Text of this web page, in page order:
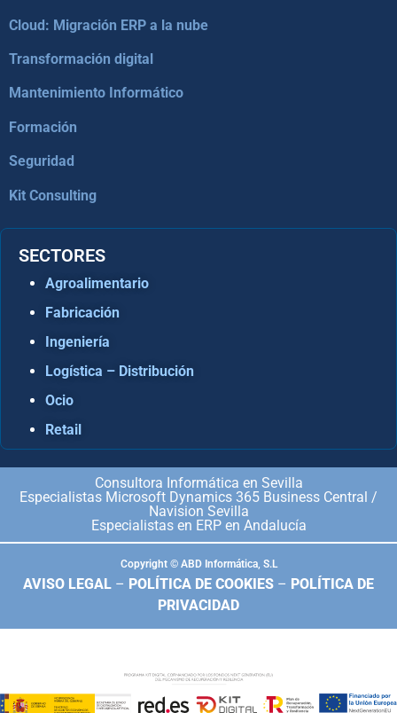
Cloud: Migración ERP a la nube
Transformación digital
Mantenimiento Informático
Formación
Seguridad
Kit Consulting
SECTORES
Agroalimentario
Fabricación
Ingeniería
Logística – Distribución
Ocio
Retail
Consultora Informática en Sevilla
Especialistas Microsoft Dynamics 365 Business Central /
Navision Sevilla
Especialistas en ERP en Andalucía
Copyright © ABD Informática, S.L
AVISO LEGAL – POLÍTICA DE COOKIES – POLÍTICA DE
PRIVACIDAD